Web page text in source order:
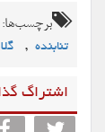
برچسب‌ها:
تنابنده ,
اشتراگ